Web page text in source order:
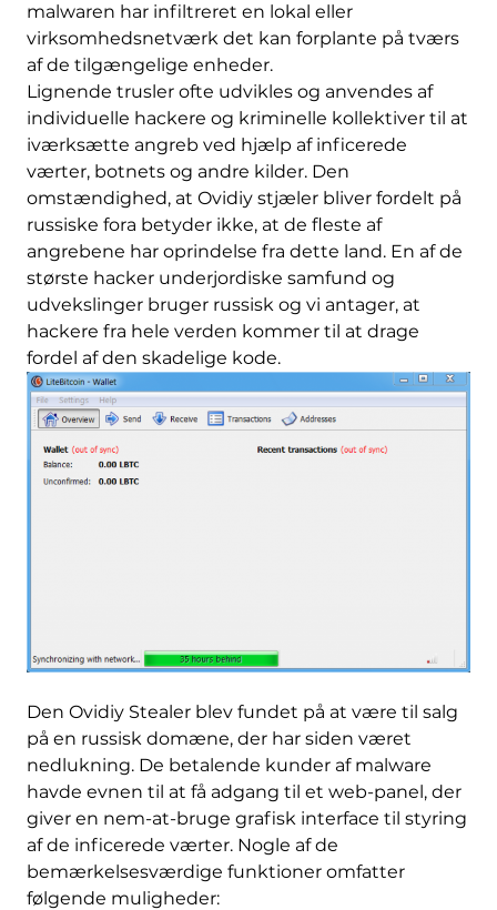
malwaren har infiltreret en lokal eller
virksomhedsnetværk det kan forplante på tværs
af de tilgængelige enheder.
Lignende trusler ofte udvikles og anvendes af
individuelle hackere og kriminelle kollektiver til at
iværksætte angreb ved hjælp af inficerede
værter, botnets og andre kilder. Den
omstændighed, at Ovidiy stjæler bliver fordelt på
russiske fora betyder ikke, at de fleste af
angrebene har oprindelse fra dette land. En af de
største hacker underjordiske samfund og
udvekslinger bruger russisk og vi antager, at
hackere fra hele verden kommer til at drage
fordel af den skadelige kode.
Den Ovidiy Stealer blev fundet på at være til salg
på en russisk domæne, der har siden været
nedlukning. De betalende kunder af malware
havde evnen til at få adgang til et web-panel, der
giver en nem-at-bruge grafisk interface til styring
af de inficerede værter. Nogle af de
bemærkelsesværdige funktioner omfatter
følgende muligheder: